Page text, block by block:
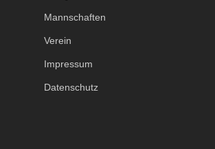
Mannschaften
Verein
Impressum
Datenschutz